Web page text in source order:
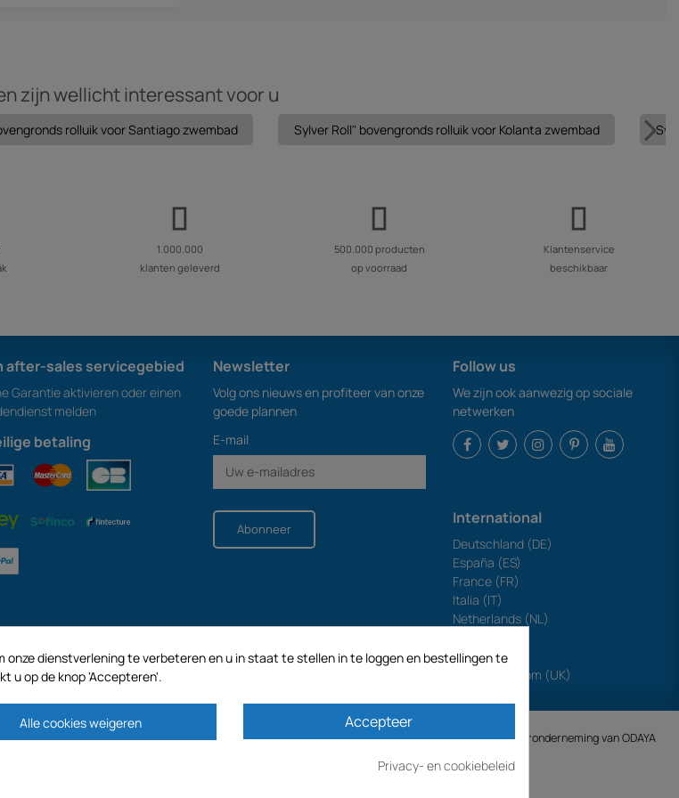
zijn wellicht interessant voor u
rolluik voor Santiago zwembad Sylver Roll" bovengronds rolluik voor Kolanta zwembad
1.000.000
klanten geleverd
500.000 producten
op voorraad
Klantenservice
beschikbaar
after-sales servicegebied
Garantie aktivieren oder einen
melden
betaling
Newsletter
Volg ons nieuws en profiteer van onze
goede plannen
E-mail
Abonneer
Follow us
We zijn ook aanwezig op sociale
netwerken
International
Deutschland (DE)
España (ES)
France (FR)
Italia (IT)
Netherlands (NL)
Portugal (PT)
United Kingdom (UK)
Rue de Paradis - PARIJS 75010 (FRANKRIJK). GECODIS.SA opgericht op 04/11/1998 is een dochteronderneming van ODAYA
dienstverlening te verbeteren en u in staat te stellen in te loggen en bestellingen te
u op de knop 'Accepteren'.
Accepteer
Alle cookies weigeren
Privacy- en cookiebeleid